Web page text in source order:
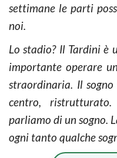
settimane le parti
noi.
Lo stadio? Il Tardini è
importante operare
straordinaria. Il
centro,
parliamo di un sogno.
ogni tanto qualche